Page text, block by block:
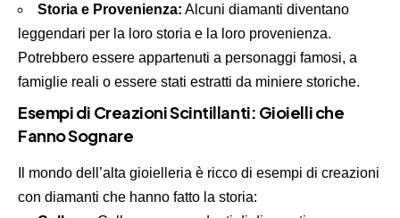
Storia e Provenienza: Alcuni diamanti diventano
leggendari per la loro storia e la loro provenienza.
Potrebbero essere appartenuti a personaggi famosi, a
famiglie reali o essere stati estratti da miniere storiche.
Esempi di Creazioni Scintillanti: Gioielli che
Fanno Sognare
Il mondo dell’alta gioielleria è ricco di esempi di creazioni
con diamanti che hanno fatto la storia: